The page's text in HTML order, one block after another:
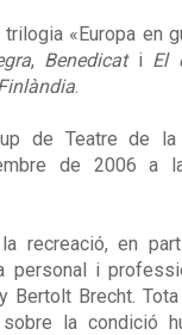
«Europa en
, Benedicati El
de Teatre de
de 2006 a
recreació, en
personal i
Bertolt Brecht.
la condició